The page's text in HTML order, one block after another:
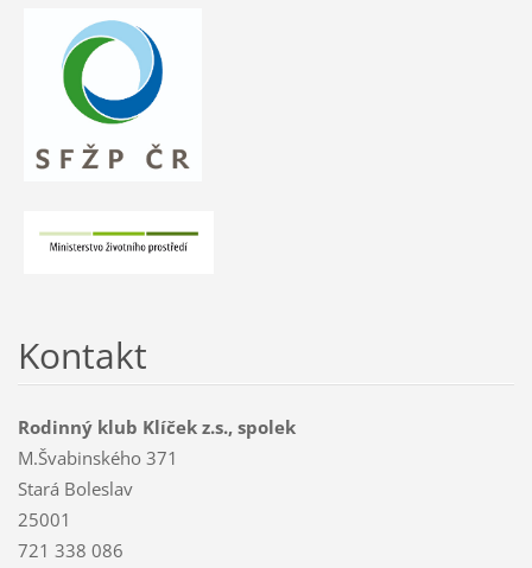
Kontakt
Rodinný klub Klíček z.s., spolek
M.Švabinského 371
Stará Boleslav
25001
721 338 086